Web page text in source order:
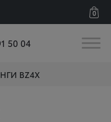
0
50 04
BZ4X